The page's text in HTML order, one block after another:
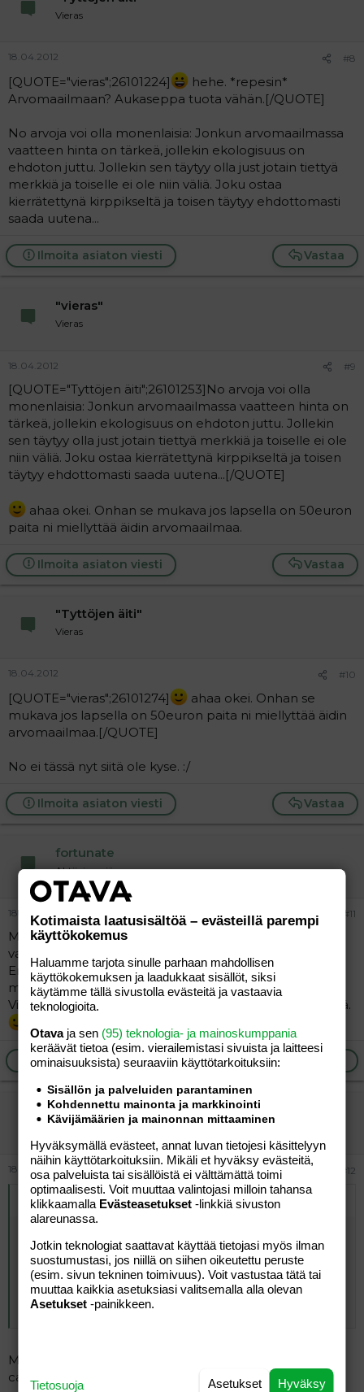
Vieras
18.04.2012 #8
[QUOTE="vieras";26101224]
hehe. *repesin*
Arvomaailmaan? Aukaseppa tuota vähän.[/QUOTE]
No arvoja voi olla monenlaisia: Jonkun arvomaailmassa
vaatteen hinta on tärkeä, jollekin ekologisuus on
ehdoton juttu. Jollekin sen täytyy olla just jotain tiettyä
merkkiä ja toiselle ei ole niin väliä. Joku ostaa
kierrätettynä kirppikseltä ja toisen täytyy ehdottomasti
saada uutena...
Vastaa
Ilmoita asiaton viesti
"vieras"
Vieras
18.04.2012 #9
[QUOTE="Tyttöjen äiti";26101253]No arvoja voi olla
monenlaisia: Jonkun arvomaailmassa vaatteen hinta on
tärkeä, jollekin ekologisuus on ehdoton juttu. Jollekin
sen täytyy olla just jotain tiettyä merkkiä ja toiselle ei ole
niin väliä. Joku ostaa kierrätettynä kirppikseltä ja toisen
täytyy ehdottomasti saada uutena...[/QUOTE]
ahaa okei. Onhan se mukava jos lapsella on 50euron
paita ni miellyttää äidin arvomaailmaa.
Vastaa
Ilmoita asiaton viesti
"Tyttöjen äiti"
Vieras
18.04.2012 #10
[QUOTE="vieras";26101274]
ahaa okei. Onhan se
mukava jos lapsella on 50euron paita ni miellyttää äidin
arvomaailmaa.[/QUOTE]
No ei tässä nyt siitä ole kyse. :/
Vastaa
Ilmoita asiaton viesti
fortunate
Aktiivinen jäsen
18.04.2012 #11
Mini Rodinilla on ehdottomasti sievimmät vaatteet
vauvoillekin.
En varsinaisesti välttele mitään tiettyä merkkiä/brändiä,
mutta olen huomannut, että Me and I:lla, Metsolalla ja
Villervallalla on pitkälti sellaisia vaatteita mistä en tykkää.
Ilmoita asiaton viesti
Extra Virgin
Jäsen
18.04.2012 #12
Alkuperäinen kirjoittajafortunate:
vauvoillekin.
En varsinaisesti välttele mitään tiettyä merkkiä/brändiä,
mutta olen huomannut, että Me and I:lla, Metsolalla ja
Villervallalla on pitkälti sellaisia vaatteita mistä en tykkää.
Mini Rodinista tykkään minäkin. Varsinkin Rebel with a
cause -kokoelma on mun ja tytön mieleen. Materiaalit
Kotimaista laatusisältöä – evästeillä parempi
käyttökokemus
Haluamme tarjota sinulle parhaan mahdollisen
käyttökokemuksen ja laadukkaat sisällöt, siksi
käytämme tällä sivustolla evästeitä ja vastaavia
teknologioita.
Otavaja sen (95) teknologia- ja mainoskumppania
keräävät tietoa (esim. vierailemis­tasi sivuista ja laitteesi
ominaisuuk­sista) seuraaviin käyttötarkoituksiin:
Sisällön ja palveluiden parantaminen
Kohdennettu mainonta ja markkinointi
Kävijämäärien ja mainonnan mittaaminen
Hyväksymällä evästeet, annat luvan tietojesi käsittelyyn
näihin käyttötarkoituksiin. Mikäli et hyväksy evästeitä,
osa palveluista tai sisällöistä ei välttämättä toimi
optimaalisesti. Voit muuttaa valintojasi milloin tahansa
klikkaamalla Evästeasetukset -linkkiä sivuston
alareunassa.
Jotkin teknologiat saattavat käyttää tietojasi myös ilman
suostumustasi, jos niillä on siihen oikeutettu peruste
(esim. sivun tekninen toimivuus). Voit vastustaa tätä tai
muuttaa kaikkia asetuksiasi valitsemalla alla olevan
Asetukset -painikkeen.
Hyväksy
Asetukset
Tietosuoja